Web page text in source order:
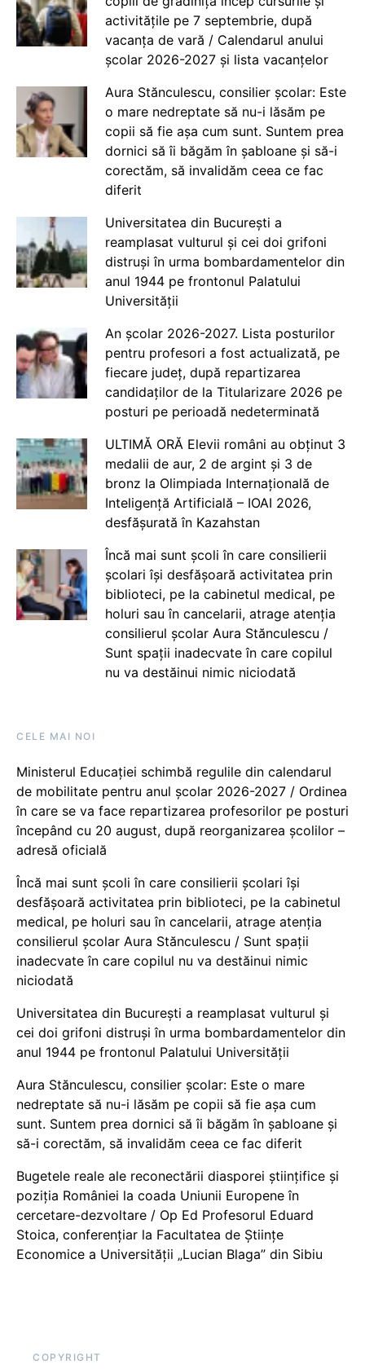
activitățile pe 7 septembrie, după
vacanța de vară / Calendarul anului
școlar 2026-2027 și lista vacanțelor
Aura Stănculescu, consilier școlar: Este
o mare nedreptate să nu-i lăsăm pe
copii să fie așa cum sunt. Suntem prea
dornici să îi băgăm în șabloane și să-i
corectăm, să invalidăm ceea ce fac
diferit
Universitatea din București a
reamplasat vulturul și cei doi grifoni
distruși în urma bombardamentelor din
anul 1944 pe frontonul Palatului
Universității
An școlar 2026-2027. Lista posturilor
pentru profesori a fost actualizată, pe
fiecare județ, după repartizarea
candidaților de la Titularizare 2026 pe
posturi pe perioadă nedeterminată
ULTIMĂ ORĂ Elevii români au obținut 3
medalii de aur, 2 de argint și 3 de
bronz la Olimpiada Internațională de
Inteligență Artificială – IOAI 2026,
desfășurată în Kazahstan
Încă mai sunt școli în care consilierii
școlari își desfășoară activitatea prin
biblioteci, pe la cabinetul medical, pe
holuri sau în cancelarii, atrage atenția
consilierul școlar Aura Stănculescu /
Sunt spații inadecvate în care copilul
nu va destăinui nimic niciodată
CELE MAI NOI
Ministerul Educației schimbă regulile din calendarul
de mobilitate pentru anul școlar 2026-2027 / Ordinea
în care se va face repartizarea profesorilor pe posturi
începând cu 20 august, după reorganizarea școlilor –
adresă oficială
Încă mai sunt școli în care consilierii școlari își
desfășoară activitatea prin biblioteci, pe la cabinetul
medical, pe holuri sau în cancelarii, atrage atenția
consilierul școlar Aura Stănculescu / Sunt spații
inadecvate în care copilul nu va destăinui nimic
niciodată
Universitatea din București a reamplasat vulturul și
cei doi grifoni distruși în urma bombardamentelor din
anul 1944 pe frontonul Palatului Universității
Aura Stănculescu, consilier școlar: Este o mare
nedreptate să nu-i lăsăm pe copii să fie așa cum
sunt. Suntem prea dornici să îi băgăm în șabloane și
să-i corectăm, să invalidăm ceea ce fac diferit
Bugetele reale ale reconectării diasporei științifice și
poziția României la coada Uniunii Europene în
cercetare-dezvoltare / Op Ed Profesorul Eduard
Stoica, conferențiar la Facultatea de Științe
Economice a Universității „Lucian Blaga” din Sibiu
COPYRIGHT